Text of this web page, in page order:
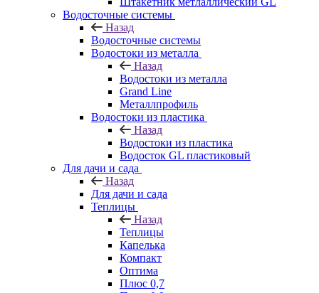
Водосточные системы
Назад
Водосточные системы
Водостоки из металла
Назад
Водостоки из металла
Grand Line
Металлпрофиль
Водостоки из пластика
Назад
Водостоки из пластика
Водосток GL пластиковый
Для дачи и сада
Назад
Для дачи и сада
Теплицы
Назад
Теплицы
Капелька
Компакт
Оптима
Плюс 0,7